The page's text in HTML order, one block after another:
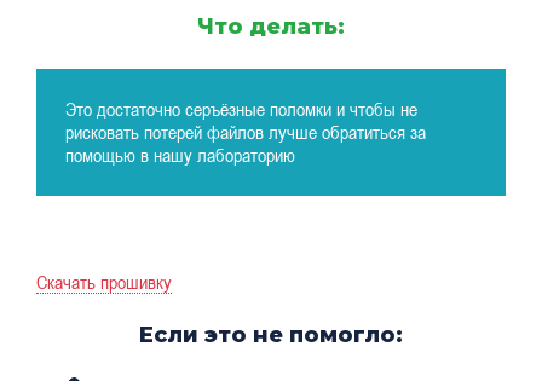
Что делать:
Это достаточно серъёзные поломки и чтобы не
рисковать потерей файлов лучше обратиться за
помощью в нашу лабораторию
Скачать прошивку
Если это не помогло: